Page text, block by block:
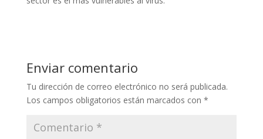
Enviar comentario
Tu dirección de correo electrónico no será publicada.
Los campos obligatorios están marcados con *